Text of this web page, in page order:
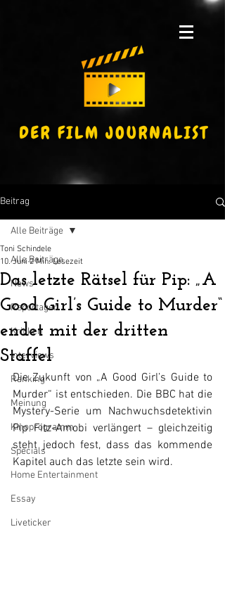
Beitrag
Alle Beiträge
News
Reportagen
Kritiken
Interviews
Ranking
Meinung
Kinoprogramm
Specials
Home Entertainment
Essay
Liveticker
Alle Beiträge
Das letzte Rätsel für Pip: „A
Good Girl’s Guide to Murder“
endet mit der dritten
Staffel
Toni Schindele
10. Juni 2 Min. Lesezeit
Die Zukunft von „A Good Girl’s Guide to
Murder“ ist entschieden. Die BBC hat die
Mystery-Serie um Nachwuchsdetektivin
Pip Fitz-Amobi verlängert – gleichzeitig
steht jedoch fest, dass das kommende
Kapitel auch das letzte sein wird.